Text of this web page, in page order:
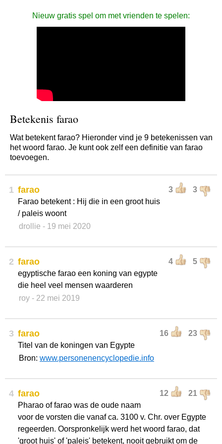
Nieuw gratis spel om met vrienden te spelen:
Betekenis farao
Wat betekent farao? Hieronder vind je 9 betekenissen van
het woord farao. Je kunt ook zelf een definitie van farao
toevoegen.
1 3 3
farao
Farao betekent : Hij die in een groot huis
/ paleis woont
drollie - 19 mei 2020
2 4 5
farao
egyptische farao een koning van egypte
die heel veel mensen waarderen
roy - 22 mei 2019
3 16 23
farao
Titel van de koningen van Egypte
Bron: www.personenencyclopedie.info
4 12 21
farao
Pharao of farao was de oude naam
voor de vorsten die vanaf ca. 3100 v. Chr. over Egypte
regeerden. Oorspronkelijk werd het woord farao, dat
'groot huis' of 'paleis' betekent, nooit gebruikt om de